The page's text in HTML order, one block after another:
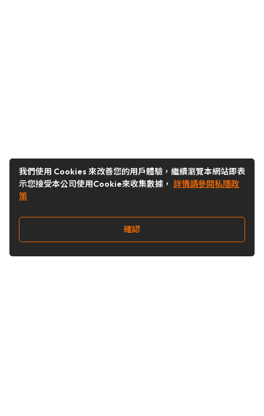
我們使用 Cookies 來改善您的用戶體驗，繼續瀏覽本網站即表
示您接受本公司使用Cookie來收集數據， 詳情請參閱私隱政
策
確認